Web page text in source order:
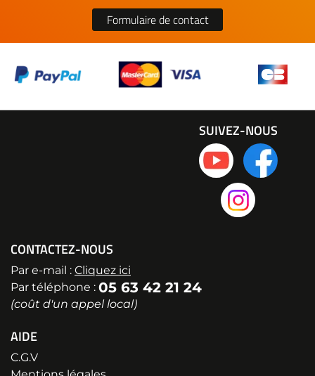
Formulaire de contact
CONTACTEZ-NOUS
Par e-mail : Cliquez ici
Par téléphone : 05 63 42 21 24
(coût d'un appel local)
AIDE
C.G.V
SUIVEZ-NOUS